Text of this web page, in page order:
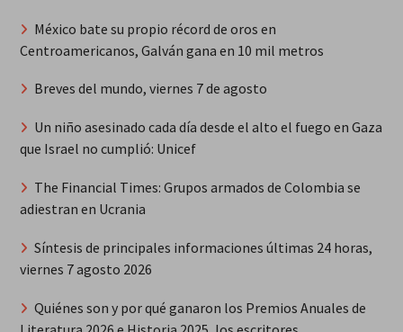
México bate su propio récord de oros en
Centroamericanos, Galván gana en 10 mil metros
Breves del mundo, viernes 7 de agosto
Un niño asesinado cada día desde el alto el fuego en Gaza
que Israel no cumplió: Unicef
The Financial Times: Grupos armados de Colombia se
adiestran en Ucrania
Síntesis de principales informaciones últimas 24 horas,
viernes 7 agosto 2026
Quiénes son y por qué ganaron los Premios Anuales de